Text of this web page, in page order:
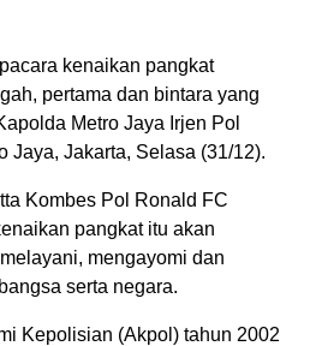
kenaikan pangkat
pertama dan bintara yang
Metro Jaya Irjen Pol
Jaya, Jakarta, Selasa (31/12).
Kombes Pol Ronald FC
pangkat itu akan
mengayomi dan
serta negara.
Kepolisian (Akpol) tahun 2002